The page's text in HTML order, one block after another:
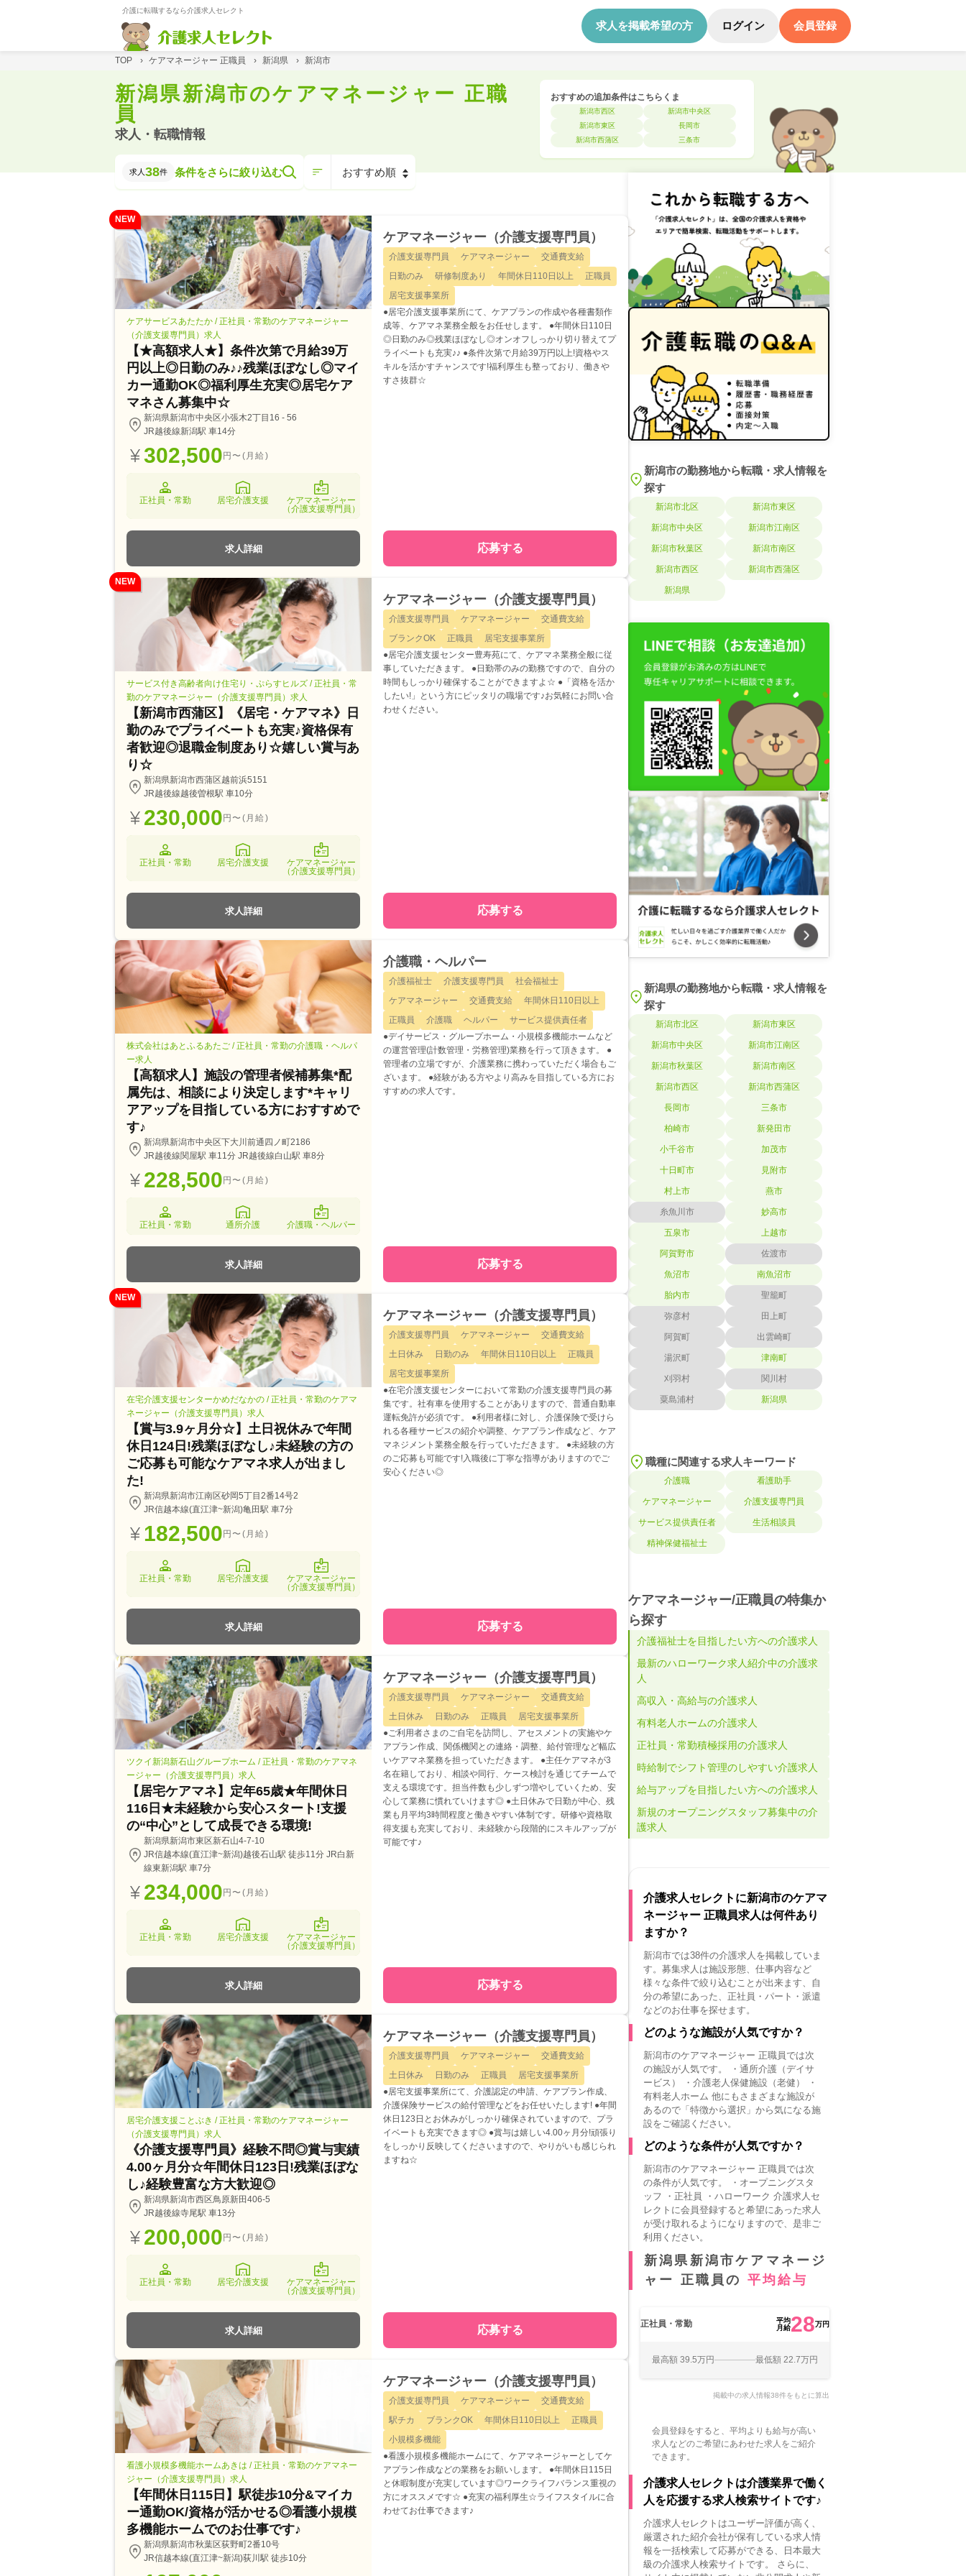
介護に転職するなら介護求人セレクト
求人を掲載希望の方 ログイン 会員登録
TOP › ケアマネージャー 正職員 › 新潟県 › 新潟市
新潟県新潟市のケアマネージャー 正職
員
求人・転職情報
おすすめの追加条件はこちらくま
新潟市西区
新潟市中央区
新潟市東区
長岡市
新潟市西蒲区
三条市
求人 38件 条件をさらに絞り込む
NEW
ケアサービスあたたか / 正社員・常勤のケアマネージャー
（介護支援専門員）求人
【★高額求人★】条件次第で月給39万
円以上◎日勤のみ♪♪残業ほぼなし◎マイ
カー通勤OK◎福利厚生充実◎居宅ケア
マネさん募集中☆
新潟県新潟市中央区小張木2丁目16 - 56
JR越後線新潟駅 車14分
302,500円〜(月給)
正社員・常勤 居宅介護支援
ケアマネージャー
（介護支援専門員）
求人詳細
ケアマネージャー（介護支援専門員）
介護支援専門員 ケアマネージャー
交通費支給
日勤のみ
研修制度あり 年間休日110日以上
正職員
居宅支援事業所
●居宅介護支援事業所にて、ケアプランの作成や各種書類作
成等、ケアマネ業務全般をお任せします。 ●年間休日110日
◎日勤のみ◎残業ほぼなし◎オンオフしっかり切り替えてプ
ライベートも充実♪♪ ●条件次第で月給39万円以上!資格やス
キルを活かすチャンスです!福利厚生も整っており、働きや
すさ抜群☆
応募する
NEW
サービス付き高齢者向け住宅り・ぷらすヒルズ / 正社員・常
勤のケアマネージャー（介護支援専門員）求人
【新潟市西蒲区】《居宅・ケアマネ》日
勤のみでプライベートも充実♪資格保有
者歓迎◎退職金制度あり☆嬉しい賞与あ
り☆
新潟県新潟市西蒲区越前浜5151
JR越後線越後曽根駅 車10分
230,000円〜(月給)
正社員・常勤 居宅介護支援
ケアマネージャー
（介護支援専門員）
求人詳細
ケアマネージャー（介護支援専門員）
介護支援専門員 ケアマネージャー
交通費支給
ブランクOK
正職員
居宅支援事業所
●居宅介護支援センター豊寿苑にて、ケアマネ業務全般に従
事していただきます。 ●日勤帯のみの勤務ですので、自分の
時間もしっかり確保することができますよ☆ ●「資格を活か
したい!」という方にピッタリの職場です♪お気軽にお問い合
わせください。
応募する
株式会社はあとふるあたご / 正社員・常勤の介護職・ヘルパ
ー求人
【高額求人】施設の管理者候補募集*配
属先は、相談により決定します*キャリ
アアップを目指している方におすすめで
す♪
新潟県新潟市中央区下大川前通四ノ町2186
JR越後線関屋駅 車11分 JR越後線白山駅 車8分
228,500円〜(月給)
正社員・常勤 通所介護 介護職・ヘルパー
求人詳細
介護職・ヘルパー
介護福祉士 介護支援専門員
社会福祉士
ケアマネージャー
交通費支給
年間休日110日以上
正職員
介護職 ヘルパー
サービス提供責任者
●デイサービス・グループホーム・小規模多機能ホームなど
の運営管理(計数管理・労務管理)業務を行って頂きます。 ●
管理者の立場ですが、介護業務に携わっていただく場合もご
ざいます。 ●経験がある方やより高みを目指している方にお
すすめの求人です。
応募する
NEW
在宅介護支援センターかめだなかの / 正社員・常勤のケアマ
ネージャー（介護支援専門員）求人
【賞与3.9ヶ月分☆】土日祝休みで年間
休日124日!残業ほぼなし♪未経験の方の
ご応募も可能なケアマネ求人が出まし
た!
新潟県新潟市江南区砂岡5丁目2番14号2
JR信越本線(直江津~新潟)亀田駅 車7分
182,500円〜(月給)
正社員・常勤 居宅介護支援
ケアマネージャー
（介護支援専門員）
求人詳細
ケアマネージャー（介護支援専門員）
介護支援専門員 ケアマネージャー
交通費支給
土日休み
日勤のみ 年間休日110日以上
正職員
居宅支援事業所
●在宅介護支援センターにおいて常勤の介護支援専門員の募
集です。社有車を使用することがありますので、普通自動車
運転免許が必須です。 ●利用者様に対し、介護保険で受けら
れる各種サービスの紹介や調整、ケアプラン作成など、ケア
マネジメント業務全般を行っていただきます。 ●未経験の方
のご応募も可能です!入職後に丁寧な指導がありますのでご
安心ください◎
応募する
ツクイ新潟新石山グループホーム / 正社員・常勤のケアマネ
ージャー（介護支援専門員）求人
【居宅ケアマネ】定年65歳★年間休日
116日★未経験から安心スタート!支援
の“中心”として成長できる環境!
新潟県新潟市東区新石山4-7-10
JR信越本線(直江津~新潟)越後石山駅 徒歩11分 JR白新
線東新潟駅 車7分
234,000円〜(月給)
正社員・常勤 居宅介護支援
ケアマネージャー
（介護支援専門員）
求人詳細
ケアマネージャー（介護支援専門員）
介護支援専門員 ケアマネージャー
交通費支給
土日休み
日勤のみ 正職員
居宅支援事業所
●ご利用者さまのご自宅を訪問し、アセスメントの実施やケ
アプラン作成、関係機関との連絡・調整、給付管理など幅広
いケアマネ業務を担っていただきます。 ●主任ケアマネが3
名在籍しており、相談や同行、ケース検討を通じてチームで
支える環境です。担当件数も少しずつ増やしていくため、安
心して業務に慣れていけます◎ ●土日休みで日勤が中心、残
業も月平均3時間程度と働きやすい体制です。研修や資格取
得支援も充実しており、未経験から段階的にスキルアップが
可能です♪
応募する
居宅介護支援ことぶき / 正社員・常勤のケアマネージャー
（介護支援専門員）求人
《介護支援専門員》経験不問◎賞与実績
4.00ヶ月分☆年間休日123日!残業ほぼな
し♪経験豊富な方大歓迎◎
新潟県新潟市西区鳥原新田406-5
JR越後線寺尾駅 車13分
200,000円〜(月給)
正社員・常勤 居宅介護支援
ケアマネージャー
（介護支援専門員）
求人詳細
ケアマネージャー（介護支援専門員）
介護支援専門員 ケアマネージャー
交通費支給
土日休み
日勤のみ 正職員
居宅支援事業所
●居宅支援事業所にて、介護認定の申請、ケアプラン作成、
介護保険サービスの給付管理などをお任せいたします! ●年間
休日123日とお休みがしっかり確保されていますので、プラ
イベートも充実できます◎ ●賞与は嬉しい4.00ヶ月分!頑張り
をしっかり反映してくださいますので、やりがいも感じられ
ますね☆
応募する
看護小規模多機能ホームあきは / 正社員・常勤のケアマネー
ジャー（介護支援専門員）求人
【年間休日115日】駅徒歩10分&マイカ
ー通勤OK/資格が活かせる◎看護小規模
多機能ホームでのお仕事です♪
新潟県新潟市秋葉区荻野町2番10号
JR信越本線(直江津~新潟)荻川駅 徒歩10分
ケアマネージャー（介護支援専門員）
介護支援専門員 ケアマネージャー
交通費支給
駅チカ
ブランクOK 年間休日110日以上
正職員
小規模多機能
●看護小規模多機能ホームにて、ケアマネージャーとしてケ
アプラン作成などの業務をお願いします。 ●年間休日115日
と休暇制度が充実しています◎ワークライフバランス重視の
方にオススメです☆ ●充実の福利厚生☆ライフスタイルに合
わせてお仕事できます♪
新潟市の勤務地から転職・求人情報を
探す
新潟市北区 新潟市東区
新潟市中央区 新潟市江南区
新潟市秋葉区 新潟市南区
新潟市西区 新潟市西蒲区
新潟県
新潟県の勤務地から転職・求人情報を
探す
新潟市北区 新潟市東区
新潟市中央区 新潟市江南区
新潟市秋葉区 新潟市南区
新潟市西区 新潟市西蒲区
長岡市 三条市
柏崎市 新発田市
小千谷市 加茂市
十日町市 見附市
村上市 燕市
糸魚川市 妙高市
五泉市 上越市
阿賀野市 佐渡市
魚沼市 南魚沼市
胎内市 聖籠町
弥彦村 田上町
阿賀町 出雲崎町
湯沢町 津南町
刈羽村 関川村
粟島浦村 新潟県
職種に関連する求人キーワード
介護職 看護助手
ケアマネージャー 介護支援専門員
サービス提供責任者 生活相談員
精神保健福祉士
ケアマネージャー/正職員の特集か
ら探す
介護福祉士を目指したい方への介護求人
最新のハローワーク求人紹介中の介護求
人
高収入・高給与の介護求人
有料老人ホームの介護求人
正社員・常勤積極採用の介護求人
時給制でシフト管理のしやすい介護求人
給与アップを目指したい方への介護求人
新規のオープニングスタッフ募集中の介
護求人
介護求人セレクトに新潟市のケアマ
ネージャー 正職員求人は何件あり
ますか？
新潟市では38件の介護求人を掲載していま
す。募集求人は施設形態、仕事内容など
様々な条件で絞り込むことが出来ます、自
分の希望にあった、正社員・パート・派遣
などのお仕事を探せます。
どのような施設が人気ですか？
新潟市のケアマネージャー 正職員では次
の施設が人気です。 ・通所介護（デイサ
ービス） ・介護老人保健施設（老健） ・
有料老人ホーム 他にもさまざまな施設が
あるので「特徴から選択」から気になる施
設をご確認ください。
どのような条件が人気ですか？
新潟市のケアマネージャー 正職員では次
の条件が人気です。 ・オープニングスタ
ッフ ・正社員 ・ハローワーク 介護求人セ
レクトに会員登録すると希望にあった求人
が受け取れるようになりますので、是非ご
利用ください。
新潟県新潟市ケアマネージ
ャー 正職員の 平均給与
正社員・常勤
平均
月給28万円
最高額 39.5万円 最低額 22.7万円
掲載中の求人情報38件をもとに算出
会員登録をすると、平均よりも給与が高い
求人などのご希望にあわせた求人をご紹介
できます。
介護求人セレクトは介護業界で働く
人を応援する求人検索サイトです♪
介護求人セレクトはユーザー評価が高く、
厳選された紹介会社が保有している求人情
報を一括検索して応募ができる、日本最大
級の介護求人検索サイトです。 さらに、